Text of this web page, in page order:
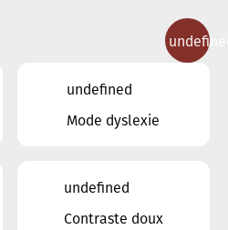
CONTACT
undefined
Mode dyslexie
undefined
Contraste doux